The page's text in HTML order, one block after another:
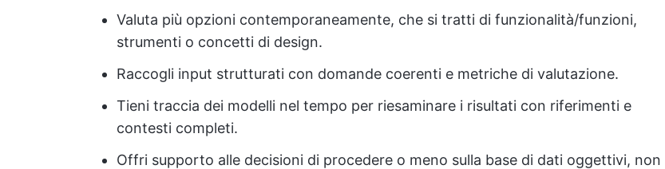
Valuta più opzioni contemporaneamente, che si tratti di funzionalità/funzioni,
strumenti o concetti di design.
Raccogli input strutturati con domande coerenti e metriche di valutazione.
Tieni traccia dei modelli nel tempo per riesaminare i risultati con riferimenti e
contesti completi.
Offri supporto alle decisioni di procedere o meno sulla base di dati oggettivi, non